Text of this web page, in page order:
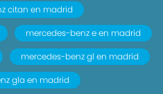
citan en madrid
mercedes-benz e en madrid
mercedes-benz gl en madrid
gla en madrid